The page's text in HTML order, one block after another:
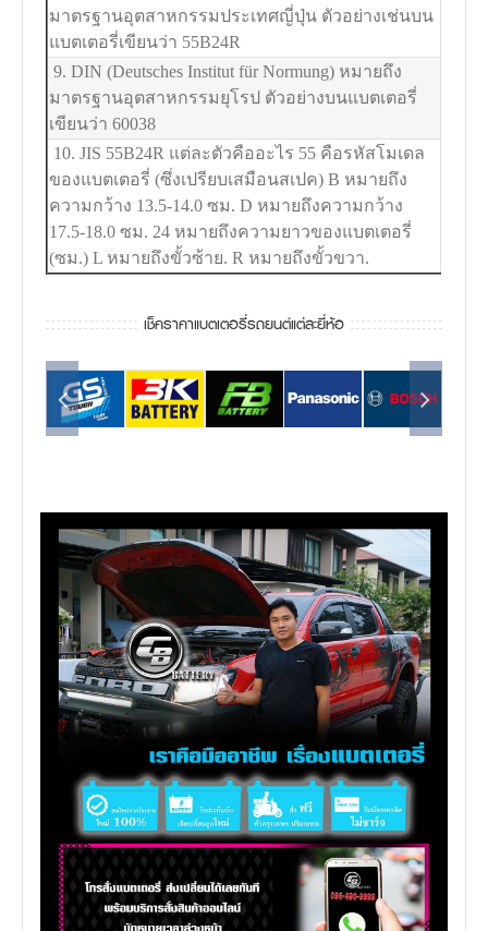
มาตรฐานอุตสาหกรรมประเทศญี่ปุ่น ตัวอย่างเช่นบน
แบตเตอรี่เขียนว่า 55B24R
9. DIN (Deutsches Institut für Normung) หมายถึง
มาตรฐานอุตสาหกรรมยุโรป ตัวอย่างบนแบตเตอรี่
เขียนว่า 60038
10. JIS 55B24R แต่ละตัวคืออะไร 55 คือรหัสโมเดล
ของแบตเตอรี่ (ซึ่งเปรียบเสมือนสเปค) B หมายถึง
ความกว้าง 13.5-14.0 ซม. D หมายถึงความกว้าง
17.5-18.0 ซม. 24 หมายถึงความยาวของแบตเตอรี่
(ซม.) L หมายถึงขั้วซ้าย. R หมายถึงขั้วขวา.
เช็คราคาแบตเตอรี่รถยนต์แต่ละยี่ห้อ